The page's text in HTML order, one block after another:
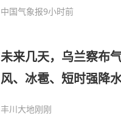
中国气象报9小时前
未来几天，乌兰察布
风、冰雹、短时强降
丰川大地刚刚